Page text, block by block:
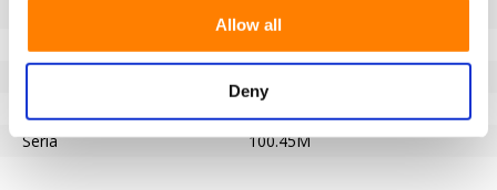
Allow all
Deny
Vulkollan®
Twardość bieżnika
Seria
100.45M